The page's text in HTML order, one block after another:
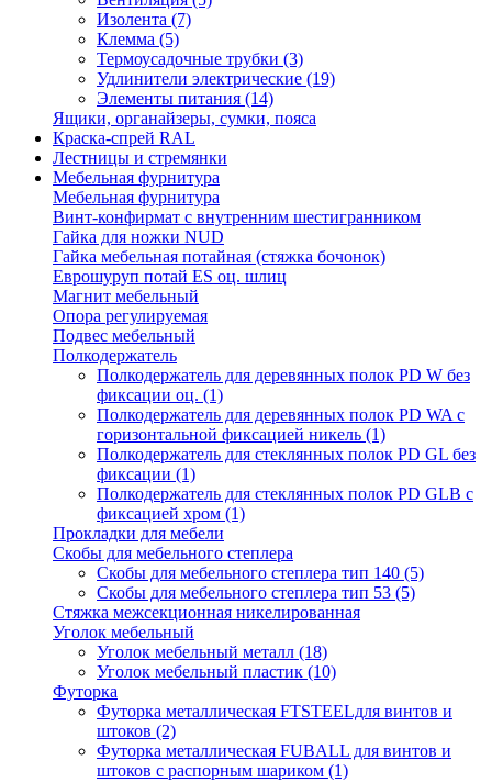
Изолента (7)
Клемма (5)
Термоусадочные трубки (3)
Удлинители электрические (19)
Элементы питания (14)
Ящики, органайзеры, сумки, пояса
Краска-спрей RAL
Лестницы и стремянки
Мебельная фурнитура
Мебельная фурнитура
Винт-конфирмат с внутренним шестигранником
Гайка для ножки NUD
Гайка мебельная потайная (стяжка бочонок)
Еврошуруп потай ES оц. шлиц
Магнит мебельный
Опора регулируемая
Подвес мебельный
Полкодержатель
Полкодержатель для деревянных полок PD W без
фиксации оц. (1)
Полкодержатель для деревянных полок PD WA с
горизонтальной фиксацией никель (1)
Полкодержатель для стеклянных полок PD GL без
фиксации (1)
Полкодержатель для стеклянных полок PD GLВ с
фиксацией хром (1)
Прокладки для мебели
Скобы для мебельного степлера
Скобы для мебельного степлера тип 140 (5)
Скобы для мебельного степлера тип 53 (5)
Стяжка межсекционная никелированная
Уголок мебельный
Уголок мебельный металл (18)
Уголок мебельный пластик (10)
Футорка
Футорка металлическая FTSTEELдля винтов и
штоков (2)
Футорка металлическая FUBALL для винтов и
штоков с распорным шариком (1)